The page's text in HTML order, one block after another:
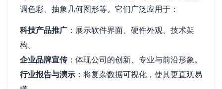
调色彩、抽象几何图形等。它们广泛应用于：
科技产品推广 ：展示软件界面、硬件外观、技术架
构。
企业品牌宣传：体现公司的创新、专业与前沿形象。
行业报告与演示 ：将复杂数据可视化，使其更直观易